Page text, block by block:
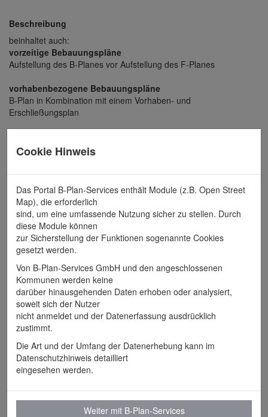
Beschreibung
beinhaltet auch:
vorzeitige Bebauungspläne
Aufstellung des B-Planes vor Aufstellung des F-Planes
vorhabenbezogene Bebauungspläne
B-Plan in Kombination mit einem Vorhaben- und
Erschließungsplan
Bebauungsplan für die Wiedernutzbarmachung oder
einfache Bebauungspläne
eingeschränkt anwendbare Bebauungspläne
Bebauungsplan
"Hämerten, Sondergebiet
Freiflächenphotovoltaikanlage"
"Industriepark"
"Buch, Sondergebiet Freiflächenphotovoltaik"
"Erweiterung Lebensmittelmarkt Kirschenallee 1E"
"Wohngebiet Stendaler Straße"
"Miltern, Sondergebiet Freiflächenphotovoltaikanlage"
"Hämerten, Am Weingarten"
"An der Grünen Kuhle"
Cookie Hinweis
Das Portal B-Plan-Services enthält Module (z.B. Open Street
Map), die erforderlich
sind, um eine umfassende Nutzung sicher zu stellen. Durch
diese Module können
zur Sicherstellung der Funktionen sogenannte Cookies
gesetzt werden.
Von B-Plan-Services GmbH und den angeschlossenen
Kommunen werden keine
darüber hinausgehenden Daten erhoben oder analysiert,
soweit sich der Nutzer
nicht anmeldet und der Datenerfassung ausdrücklich
zustimmt.
Die Art und der Umfang der Datenerhebung kann im
Datenschutzhinweis detailliert
eingesehen werden.
Weiter mit B-Plan-Services